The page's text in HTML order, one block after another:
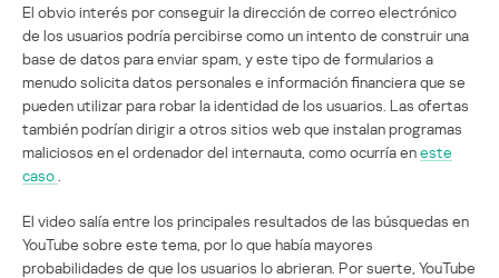
El obvio interés por conseguir la dirección de correo electrónico
de los usuarios podría percibirse como un intento de construir una
base de datos para enviar spam, y este tipo de formularios a
menudo solicita datos personales e información financiera que se
pueden utilizar para robar la identidad de los usuarios. Las ofertas
también podrían dirigir a otros sitios web que instalan programas
maliciosos en el ordenador del internauta, como ocurría eneste
caso
El video salía entre los principales resultados de las búsquedas en
YouTube sobre este tema, por lo que había mayores
probabilidades de que los usuarios lo abrieran. Por suerte, YouTube